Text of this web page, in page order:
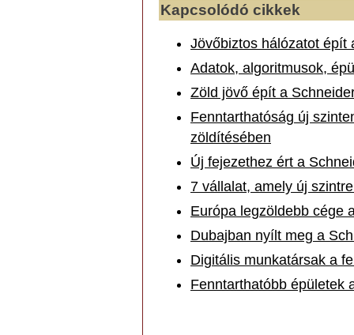
Kapcsolódó cikkek
Jövőbiztos hálózatot épít
Adatok, algoritmusok,
Zöld jövő épít a
Fenntarthatóság új
zöldítésében
Új fejezethez ért a
7 vállalat, amely új
Európa legzöldebb cége
Dubajban nyílt meg a
Digitális munkatársak a
Fenntarthatóbb épületek